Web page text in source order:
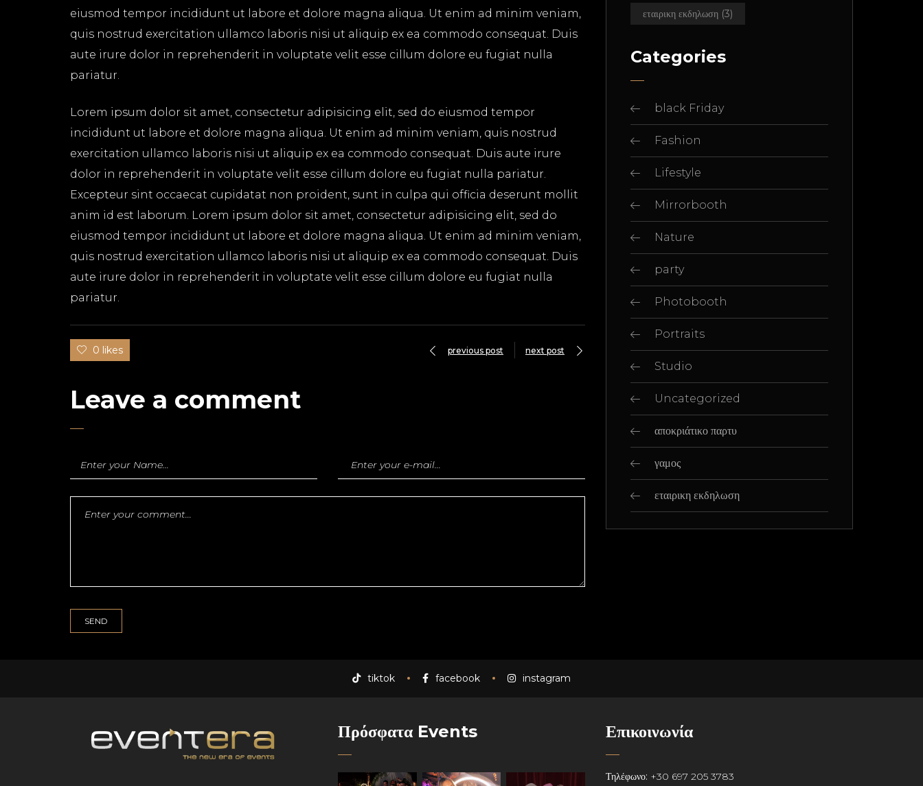
eiusmod tempor incididunt ut labore et dolore magna aliqua. Ut enim ad minim veniam,
quis nostrud exercitation ullamco laboris nisi ut aliquip ex ea commodo consequat. Duis
aute irure dolor in reprehenderit in voluptate velit esse cillum dolore eu fugiat nulla
pariatur.
Lorem ipsum dolor sit amet, consectetur adipisicing elit, sed do eiusmod tempor
incididunt ut labore et dolore magna aliqua. Ut enim ad minim veniam, quis nostrud
exercitation ullamco laboris nisi ut aliquip ex ea commodo consequat. Duis aute irure
dolor in reprehenderit in voluptate velit esse cillum dolore eu fugiat nulla pariatur.
Excepteur sint occaecat cupidatat non proident, sunt in culpa qui officia deserunt mollit
anim id est laborum. Lorem ipsum dolor sit amet, consectetur adipisicing elit, sed do
eiusmod tempor incididunt ut labore et dolore magna aliqua. Ut enim ad minim veniam,
quis nostrud exercitation ullamco laboris nisi ut aliquip ex ea commodo consequat. Duis
aute irure dolor in reprehenderit in voluptate velit esse cillum dolore eu fugiat nulla
pariatur.
0 likes previous post next post
Leave a comment
εταιρικη εκδηλωση (3)
Categories
black Friday
Fashion
Lifestyle
Mirrorbooth
Nature
party
Photobooth
Portraits
Studio
Uncategorized
αποκριάτικο παρτυ
γαμος
εταιρικη εκδηλωση
tiktok facebook instagram
Πρόσφατα Events Επικοινωνία
Τηλέφωνο: +30 697 205 3783